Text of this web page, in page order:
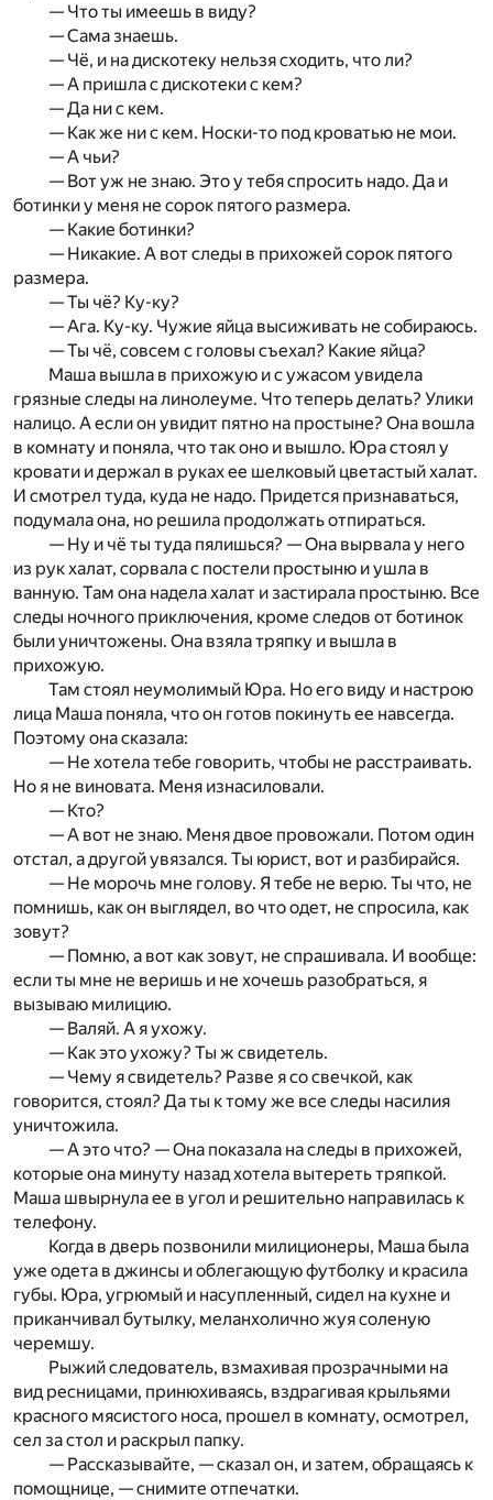
— Что ты имеешь в виду?
— Сама знаешь.
— Чё, и на дискотеку нельзя сходить, что ли?
— А пришла с дискотеки с кем?
— Да ни с кем.
— Как же ни с кем. Носки-то под кроватью не мои.
— А чьи?
— Вот уж не знаю. Это у тебя спросить надо. Да и
ботинки у меня не сорок пятого размера.
— Какие ботинки?
— Никакие. А вот следы в прихожей сорок пятого
размера.
— Ты чё? Ку-ку?
— Ага. Ку-ку. Чужие яйца высиживать не собираюсь.
— Ты чё, совсем с головы съехал? Какие яйца?
Маша вышла в прихожую и с ужасом увидела
грязные следы на линолеуме. Что теперь делать? Улики
налицо. А если он увидит пятно на простыне? Она вошла
в комнату и поняла, что так оно и вышло. Юра стоял у
кровати и держал в руках ее шелковый цветастый халат.
И смотрел туда, куда не надо. Придется признаваться,
подумала она, но решила продолжать отпираться.
— Ну и чё ты туда пялишься? — Она вырвала у него
из рук халат, сорвала с постели простыню и ушла в
ванную. Там она надела халат и застирала простыню. Все
следы ночного приключения, кроме следов от ботинок
были уничтожены. Она взяла тряпку и вышла в
прихожую.
Там стоял неумолимый Юра. Но его виду и настрою
лица Маша поняла, что он готов покинуть ее навсегда.
Поэтому она сказала:
— Не хотела тебе говорить, чтобы не расстраивать.
Но я не виновата. Меня изнасиловали.
— Кто?
— А вот не знаю. Меня двое провожали. Потом один
отстал, а другой увязался. Ты юрист, вот и разбирайся.
— Не морочь мне голову. Я тебе не верю. Ты что, не
помнишь, как он выглядел, во что одет, не спросила, как
зовут?
— Помню, а вот как зовут, не спрашивала. И вообще:
если ты мне не веришь и не хочешь разобраться, я
вызываю милицию.
— Валяй. А я ухожу.
— Как это ухожу? Ты ж свидетель.
— Чему я свидетель? Разве я со свечкой, как
говорится, стоял? Да ты к тому же все следы насилия
уничтожила.
— А это что? — Она показала на следы в прихожей,
которые она минуту назад хотела вытереть тряпкой.
Маша швырнула ее в угол и решительно направилась к
телефону.
Когда в дверь позвонили милиционеры, Маша была
уже одета в джинсы и облегающую футболку и красила
губы. Юра, угрюмый и насупленный, сидел на кухне и
приканчивал бутылку, меланхолично жуя соленую
черемшу.
Рыжий следователь, взмахивая прозрачными на
вид ресницами, принюхиваясь, вздрагивая крыльями
красного мясистого носа, прошел в комнату, осмотрел,
сел за стол и раскрыл папку.
— Рассказывайте, — сказал он, и затем, обращаясь к
помощнице, — снимите отпечатки.